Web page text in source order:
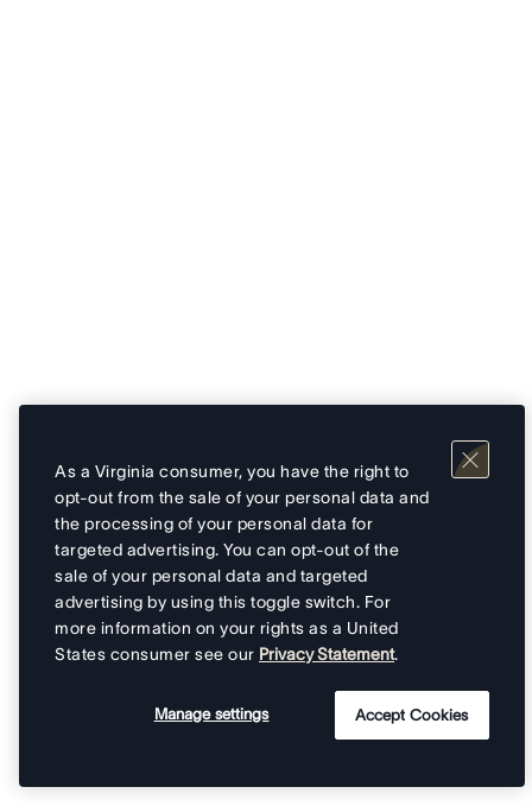
As a Virginia consumer, you have the right to
opt-out from the sale of your personal data and
the processing of your personal data for
targeted advertising. You can opt-out of the
sale of your personal data and targeted
advertising by using this toggle switch. For
more information on your rights as a United
States consumer see our Privacy Statement.
Manage settings Accept Cookies